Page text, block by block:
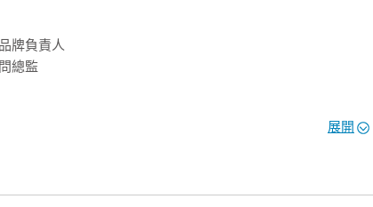
牌負責人
總監
緒問題時的內心小劇場，能引發父母與孩子高度共鳴。
，其溫暖可愛的風格，生動捕捉各種細膩神情和肢體動作，充
展開